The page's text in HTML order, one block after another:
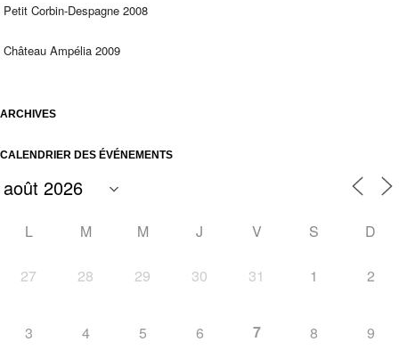
Petit Corbin-Despagne 2008
Château Ampélia 2009
ARCHIVES
CALENDRIER DES ÉVÉNEMENTS
L M M J V S D
27 28 29 30 31 1 2
3 4 5 6 7 8 9